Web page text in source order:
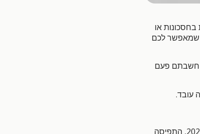
בחסכונות או
לכם
חשבתם פעם
עובד.
התפיסה